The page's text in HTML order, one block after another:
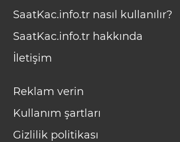
SaatKac.info.tr nasıl kullanılır?
SaatKac.info.tr hakkında
İletişim
Reklam verin
Kullanım şartları
Gizlilik politikası